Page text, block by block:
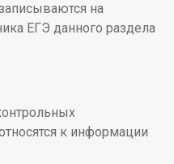
на
ЕГЭ данного раздела
к информации